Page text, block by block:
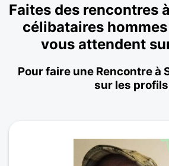
Faites des rencontres
célibataires
vous attendent
Pour faire une Rencontre à
sur les